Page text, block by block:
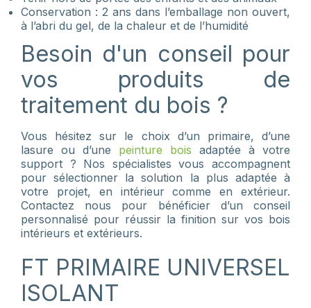
Conservation : 2 ans dans l’emballage non ouvert,
à l’abri du gel, de la chaleur et de l’humidité
Besoin d'un conseil pour
vos produits de
traitement du bois ?
Vous hésitez sur le choix d’un primaire, d’une
lasure ou d’une peinture bois adaptée à votre
support ? Nos spécialistes vous accompagnent
pour sélectionner la solution la plus adaptée à
votre projet, en intérieur comme en extérieur.
Contactez nous pour bénéficier d’un conseil
personnalisé pour réussir la finition sur vos bois
intérieurs et extérieurs.
FT PRIMAIRE UNIVERSEL
ISOLANT